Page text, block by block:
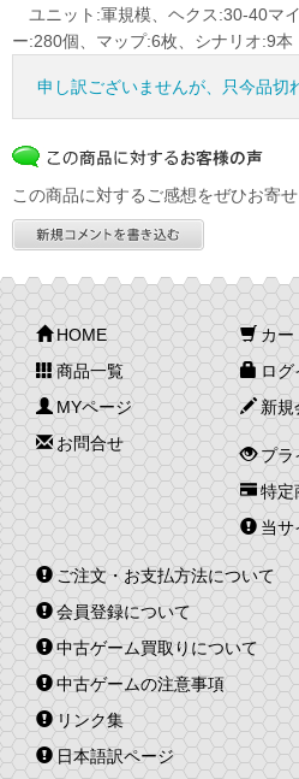
ユニット:軍規模、ヘクス:30-40マ
ー:280個、マップ:6枚、シナリオ:9本
申し訳ございませんが、只今品切
この商品に対するご感想をぜひお寄せ
HOME
商品一覧
MYページ
お問合せ
カー
ログ
新規
プラ
特定
当サ
ご注文・お支払方法について
会員登録について
中古ゲーム買取りについて
中古ゲームの注意事項
リンク集
日本語訳ページ